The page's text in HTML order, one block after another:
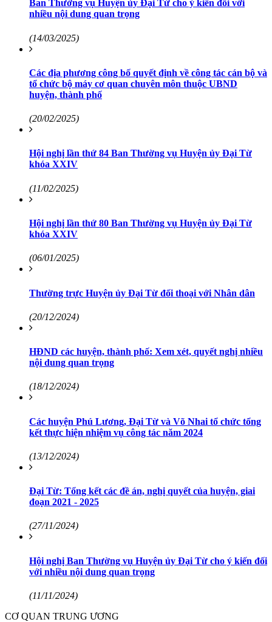
Ban Thường vụ Huyện ủy Đại Từ cho ý kiến đối với
nhiều nội dung quan trọng
(14/03/2025)
Các địa phương công bố quyết định về công tác cán bộ và
tổ chức bộ máy cơ quan chuyên môn thuộc UBND
huyện, thành phố
(20/02/2025)
Hội nghị lần thứ 84 Ban Thường vụ Huyện ủy Đại Từ
khóa XXIV
(11/02/2025)
Hội nghị lần thứ 80 Ban Thường vụ Huyện ủy Đại Từ
khóa XXIV
(06/01/2025)
Thường trực Huyện ủy Đại Từ đối thoại với Nhân dân
(20/12/2024)
HĐND các huyện, thành phố: Xem xét, quyết nghị nhiều
nội dung quan trọng
(18/12/2024)
Các huyện Phú Lương, Đại Từ và Võ Nhai tổ chức tổng
kết thực hiện nhiệm vụ công tác năm 2024
(13/12/2024)
Đại Từ: Tổng kết các đề án, nghị quyết của huyện, giai
đoạn 2021 - 2025
(27/11/2024)
Hội nghị Ban Thường vụ Huyện ủy Đại Từ cho ý kiến đối
với nhiều nội dung quan trọng
(11/11/2024)
CƠ QUAN TRUNG ƯƠNG